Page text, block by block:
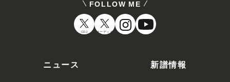
FOLLOW ME
CDJ オーディオ
ニュース 新譜情報